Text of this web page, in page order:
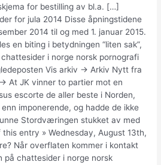
for bestilling av bl.a. […]
for jula 2014 Disse åpningstidene
2014 til og med 1. januar 2015.
en biting i betydningen “liten sak”,
i norge norsk pornografi
Vis arkiv → Arkiv Nytt fra
At JK vinner to partier mot en
escorte de aller beste i Norden,
imponerende, og hadde de ikke
Stordværingen stukket av med
entry » Wednesday, August 13th,
Når overflaten kommer i kontakt
på chattesider i norge norsk